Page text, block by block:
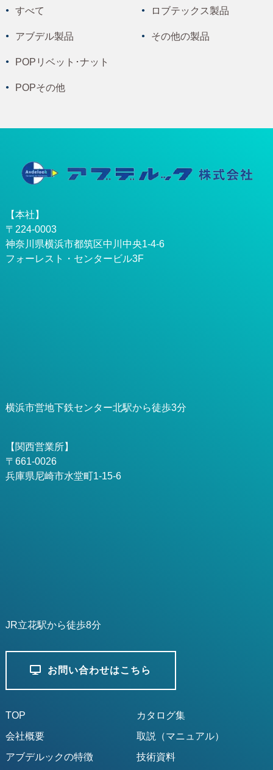
すべて
アブデル製品
POPリベット･ナット
POPその他
ロブテックス製品
その他の製品
【本社】
〒224-0003
神奈川県横浜市都筑区中川中央1-4-6
フォーレスト・センタービル3F
横浜市営地下鉄センター北駅から徒歩3分
【関西営業所】
〒661-0026
兵庫県尼崎市水堂町1-15-6
JR立花駅から徒歩8分
お問い合わせはこちら
TOP
会社概要
アブデルックの特徴
カタログ集
取説（マニュアル）
技術資料